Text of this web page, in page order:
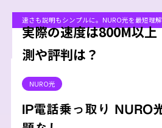
速さも説明もシンプルに。NURO光を最短理解
実際の速度は800M以
測や評判は？
NURO光
IP電話乗っ取り NURO